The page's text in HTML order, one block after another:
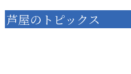
芦屋のトピックス